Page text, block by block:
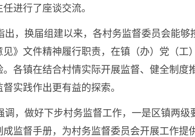
进行了座谈交流。
出，换届组建以来，各村务监督委员会能
见》文件精神履行职责，在镇（办）党（
。各镇在结合村情实际开展监督、健全制度
实践作出更有益的探索。
调，做好下步村务监督工作，一是区镇两
成监督手册，为村务监督委员会开展工作